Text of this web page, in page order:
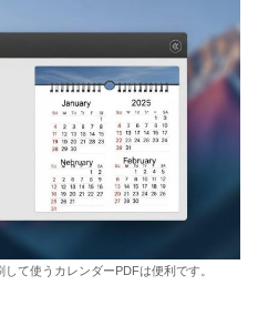
て使うカレンダーPDFは便利です。